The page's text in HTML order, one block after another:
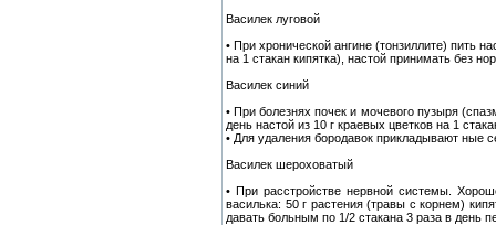
Василек луговой
• При хронической ангине (тонзиллите) пить
на 1 стакан кипятка), настой принимать без
Василек синий
• При болезнях почек и мочевого пузыря
день настой из 10 г краевых цветков на 1
• Для удаления бородавок прикладывают ные
Василек шероховатый
• При расстройстве нервной системы.
василька: 50 г растения (травы с корнем)
давать больным по 1/2 стакана 3 раза в день